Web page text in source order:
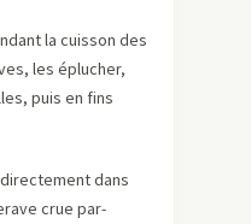
la cuisson des
les éplucher,
puis en fins
dans
crue par-